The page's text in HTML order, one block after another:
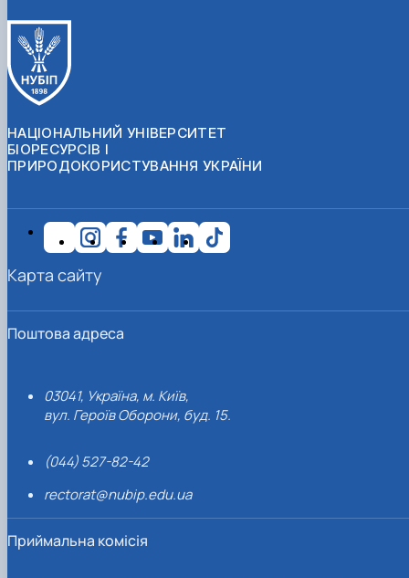
НАЦІОНАЛЬНИЙ УНІВЕРСИТЕТ
БІОРЕСУРСІВ І
ПРИРОДОКОРИСТУВАННЯ УКРАЇНИ
Поштова адреса
03041, Україна, м. Київ,
вул. Героїв Оборони, буд. 15.
(044) 527-82-42
rectorat@nubip.edu.ua
Приймальна комісія
Карта сайту